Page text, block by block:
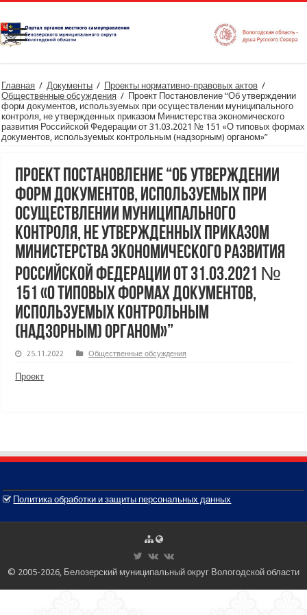
Главная / Документы / Проекты нормативно-правовых актов /
Общественные обсуждения / Проект Постановление “Об утверждении
форм документов, используемых при осуществлении муниципального
контроля, не утвержденных приказом Министерства экономического
развития Российской Федерации от 31.03.2021 № 151 «О типовых формах
документов, используемых контрольным (надзорным) органом»”
Проект Постановление “Об утверждении
форм документов, используемых при
осуществлении муниципального
контроля, не утвержденных приказом
Министерства экономического развития
Российской Федерации от 31.03.2021 №
151 «О типовых формах документов,
используемых контрольным
(надзорным) органом»”
25.11.2022 Общественные обсуждения
Проект
Политика обработки и защиты персональных данных
© 2005-2026, Белозерский муниципальный округ Вологодской области